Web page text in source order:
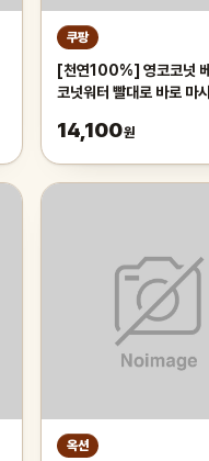
쿠팡
[천연100%] 영코코넛
코넛워터 빨대로 바로 마
내외(2과입)
14,100원
옥션